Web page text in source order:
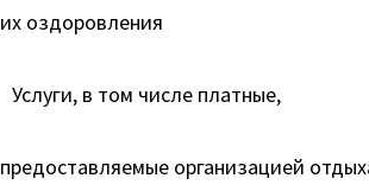
их оздоровления
Услуги, в том числе платные,
предоставляемые организацией